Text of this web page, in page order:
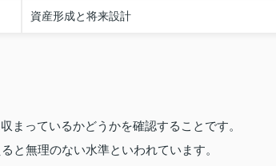
資産形成と将来設計
まっているかどうかを確認することです。
と無理のない水準といわれています。